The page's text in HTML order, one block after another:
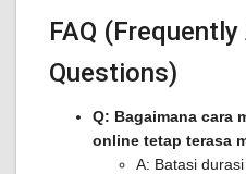
FAQ (Frequently
Questions)
Q: Bagaimana cara
online tetap terasa
A: Batasi